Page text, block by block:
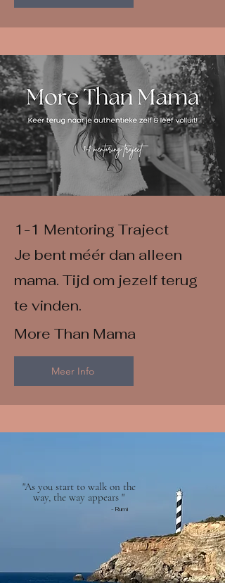
1-1 Mentoring Traject
Je bent méér dan alleen
mama. Tijd om jezelf terug
te vinden.
More Than Mama
Meer Info
"As you start to walk on the
way, the way appears "
- Rumi